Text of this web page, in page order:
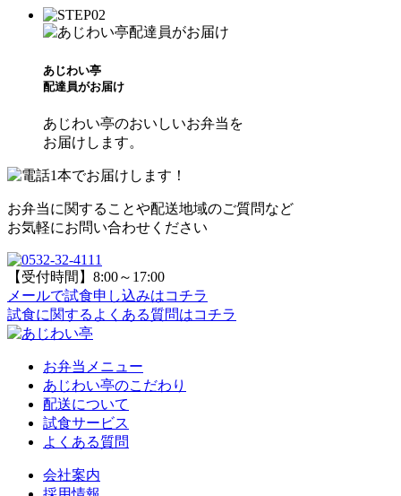
あじわい亭
配達員がお届け
あじわい亭のおいしいお弁当を
お届けします。
お弁当に関することや配送地域のご質問など
お気軽にお問い合わせください
【受付時間】8:00～17:00
メールで試食申し込みはコチラ
試食に関するよくある質問はコチラ
お弁当メニュー
あじわい亭のこだわり
配送について
試食サービス
よくある質問
会社案内